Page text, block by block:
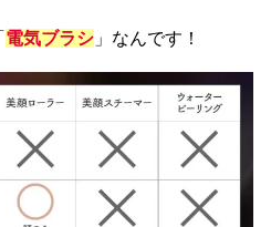
電気ブラシ 」なんです！